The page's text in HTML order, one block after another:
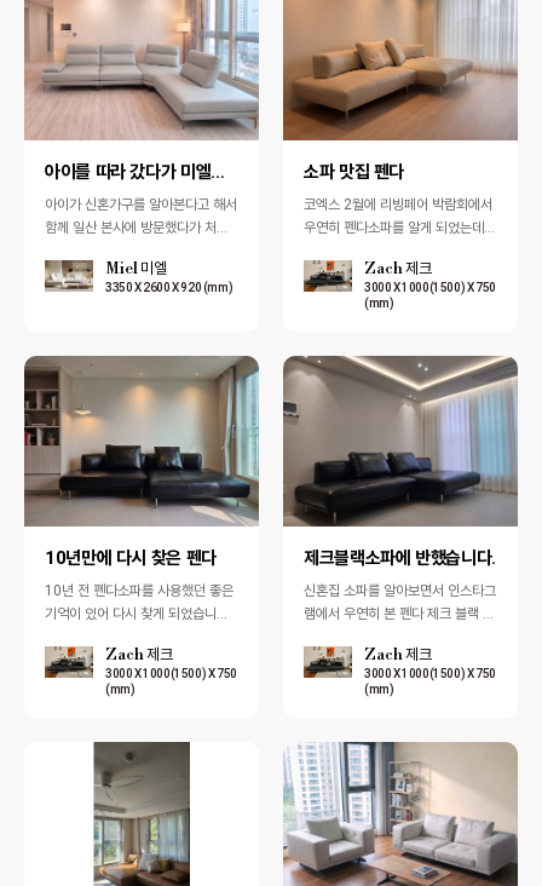
아이를 따라 갔다가 미엘소파 구매했어요.
아이가 신혼가구를 알아본다고 해서
함께 일산 본사에 방문했다가 처음
사실 처음에는 이름만 듣고 '혹시 유
명 브랜…
Miel 미엘
3350 X 2600 X 920 (mm)
소파 맛집 펜다
코엑스 2월에 리빙페어 박람회에서
우연히 펜다소파를 알게 되었는데,
파 맛집'이라고 불리는지 직접 이해
가 되…
Zach 제크
3000 X 1000(1500) X 750
(mm)
10년만에 다시 찾은 펜다
10년 전 펜다소파를 사용했던 좋은
기억이 있어 다시 찾게 되었습니다.
까 싶어 백화점부터 유명 소파 전문
브…
Zach 제크
3000 X 1000(1500) X 750
(mm)
제크블랙소파에 반했습니다.
신혼집 소파를 알아보면서 인스타그
램에서 우연히 본 펜다 제크 블랙 소
로도 세련된 분위기가 느껴져 주말
에 신랑과 …
Zach 제크
3000 X 1000(1500) X 750
(mm)